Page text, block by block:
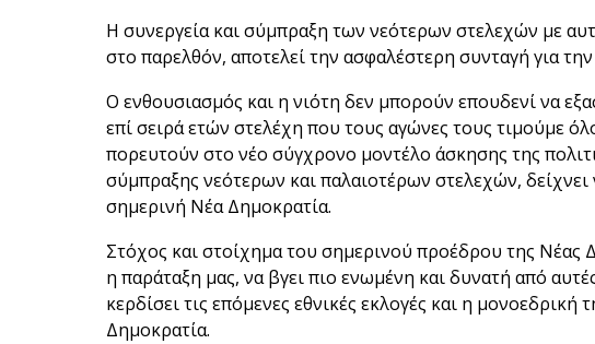
Η συνεργεία και σύμπραξη των νεότερων στελεχών με
στο παρελθόν, αποτελεί την ασφαλέστερη συνταγή για την
Ο ενθουσιασμός και η νιότη δεν μπορούν επουδενί να
επί σειρά ετών στελέχη που τους αγώνες τους τιμούμε
πορευτούν στο νέο σύγχρονο μοντέλο άσκησης της
σύμπραξης νεότερων και παλαιοτέρων στελεχών,
σημερινή Νέα Δημοκρατία.
Στόχος και στοίχημα του σημερινού προέδρου της Νέας
η παράταξη μας, να βγει πιο ενωμένη και δυνατή από
κερδίσει τις επόμενες εθνικές εκλογές και η
Δημοκρατία.